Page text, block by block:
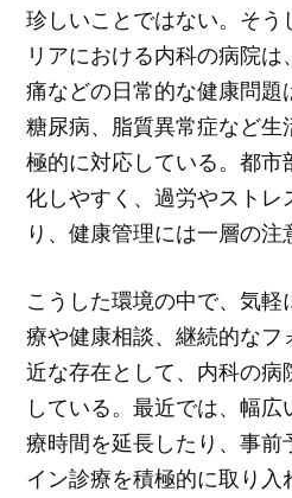
珍しいことではない。そう
リアにおける内科の病院
痛などの日常的な健康問題
糖尿病、脂質異常症など
極的に対応している。都
化しやすく、過労やストレ
り、健康管理には一層の注
こうした環境の中で、気
療や健康相談、継続的なフ
近な存在として、内科の病
している。最近では、幅
療時間を延長したり、事前
イン診療を積極的に取り